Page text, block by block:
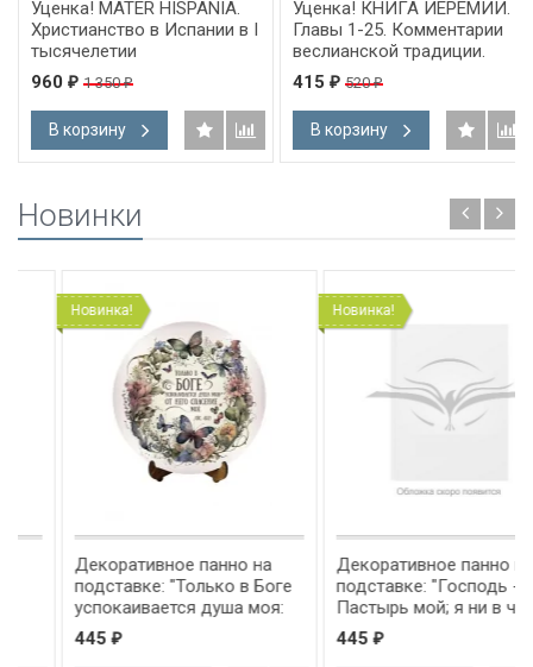
Уценка! MATER HISPANIA.
Христианство в Испании в I
тысячелетии
960 ₽ 1 350₽
В корзину
Уценка! КНИГА ИЕРЕМИИ.
Главы 1-25. Комментарии
веслианской традиции.
Алекс Воргез
415 ₽ 520₽
В корзину
Новинки
Новинка!
Декоративное панно на
подставке: "Только в Боге
успокаивается душа моя:
от Него спасение мое" Пс
₽
Новинка!
Декоративное панно на
подставке: "Господь -
Пастырь мой; я ни в чем не
буду нуждаться" Пс 22:1
₽